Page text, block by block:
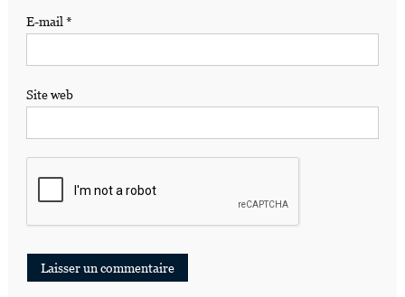
E-mail *
Site web